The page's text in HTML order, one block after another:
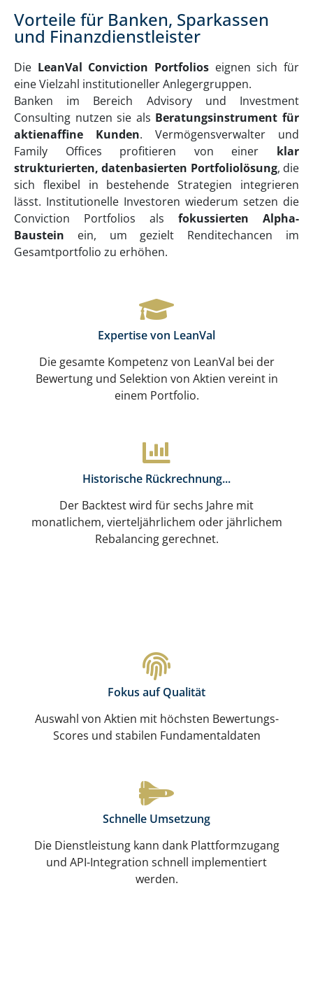
Vorteile für Banken, Sparkassen
und Finanzdienstleister
Die LeanVal Conviction Portfolios eignen sich für
eine Vielzahl institutioneller Anlegergruppen.
Banken im Bereich Advisory und Investment
Consulting nutzen sie als Beratungsinstrument für
aktienaffine Kunden. Vermögensverwalter und
Family Offices profitieren von einer klar
strukturierten, datenbasierten Portfoliolösung, die
sich flexibel in bestehende Strategien integrieren
lässt. Institutionelle Investoren wiederum setzen die
Conviction Portfolios als fokussierten Alpha-
Baustein ein, um gezielt Renditechancen im
Gesamtportfolio zu erhöhen.
Expertise von LeanVal
Die gesamte Kompetenz von LeanVal bei der
Bewertung und Selektion von Aktien vereint in
einem Portfolio.
Historische Rückrechnung...
Der Backtest wird für sechs Jahre mit
monatlichem, vierteljährlichem oder jährlichem
Rebalancing gerechnet.
Fokus auf Qualität
Auswahl von Aktien mit höchsten Bewertungs-
Scores und stabilen Fundamentaldaten
Schnelle Umsetzung
Die Dienstleistung kann dank Plattformzugang
und API-Integration schnell implementiert
werden.